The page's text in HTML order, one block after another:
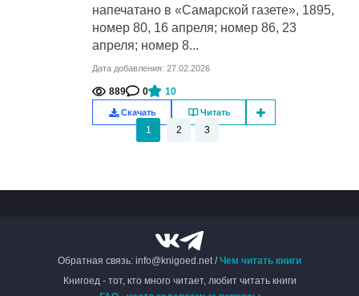
напечатано в «Самарской газете», 1895,
номер 80, 16 апреля; номер 86, 23
апреля; номер 8...
Дата добавления: 27.02.2026
889 0 10
Скачать Читать
1 2 3
Обратная связь: info@knigoed.net /Чем читать книги
Книгоед - тот, кто много читает, любит читать книги